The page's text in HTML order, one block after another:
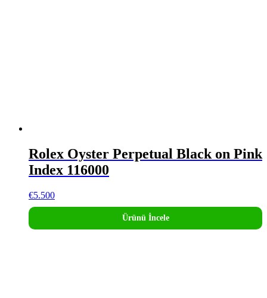
Rolex Oyster Perpetual Black on Pink
Index 116000
€5.500
Ürünü İncele